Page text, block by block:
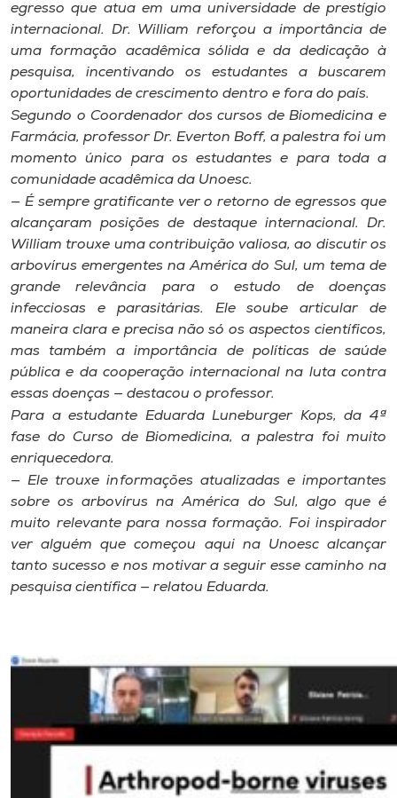
egresso que atua em uma universidade de prestígio
internacional. Dr. William reforçou a importância de
uma formação acadêmica sólida e da dedicação à
pesquisa, incentivando os estudantes a buscarem
oportunidades de crescimento dentro e fora do país.
Segundo o Coordenador dos cursos de Biomedicina e
Farmácia, professor Dr. Everton Boff, a palestra foi um
momento único para os estudantes e para toda a
comunidade acadêmica da Unoesc.
— É sempre gratificante ver o retorno de egressos que
alcançaram posições de destaque internacional. Dr.
William trouxe uma contribuição valiosa, ao discutir os
arbovírus emergentes na América do Sul, um tema de
grande relevância para o estudo de doenças
infecciosas e parasitárias. Ele soube articular de
maneira clara e precisa não só os aspectos científicos,
mas também a importância de políticas de saúde
pública e da cooperação internacional na luta contra
essas doenças — destacou o professor.
Para a estudante Eduarda Luneburger Kops, da 4ª
fase do Curso de Biomedicina, a palestra foi muito
enriquecedora.
— Ele trouxe informações atualizadas e importantes
sobre os arbovírus na América do Sul, algo que é
muito relevante para nossa formação. Foi inspirador
ver alguém que começou aqui na Unoesc alcançar
tanto sucesso e nos motivar a seguir esse caminho na
pesquisa científica — relatou Eduarda.